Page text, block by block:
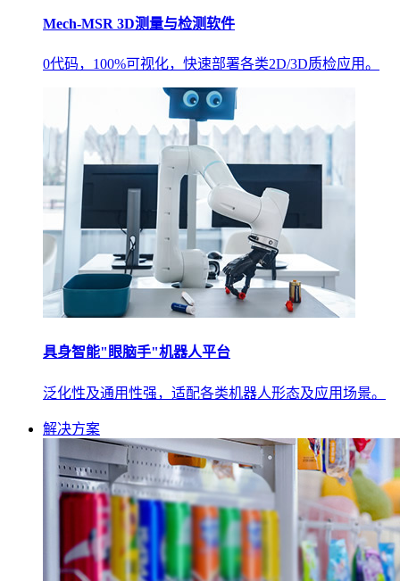
Mech-MSR 3D测量与检测软件
0代码，100%可视化，快速部署各类2D/3D质检应用。
具身智能"眼脑手"机器人平台
泛化性及通用性强，适配各类机器人形态及应用场景。
解决方案